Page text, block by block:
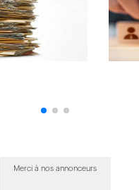
Merci à nos annonceurs